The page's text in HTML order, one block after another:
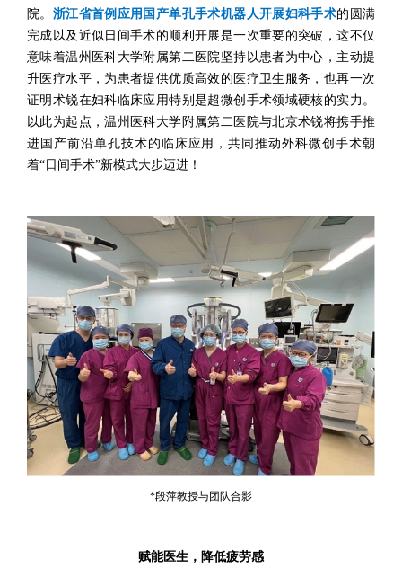
院。 浙江省首例应用国产单孔手术机器人开展妇科手术的圆满
完成以及近似日间手术的顺利开展是一次重要的突破，这不仅
意味着温州医科大学附属第二医院坚持以患者为中心，主动提
升医疗水平，为患者提供优质高效的医疗卫生服务，也再一次
证明术锐在妇科临床应用特别是超微创手术领域硬核的实力。
以此为起点，温州医科大学附属第二医院与北京术锐将携手推
进国产前沿单孔技术的临床应用，共同推动外科微创手术朝
着“日间手术”新模式大步迈进！
*段萍教授与团队合影
赋能医生，降低疲劳感